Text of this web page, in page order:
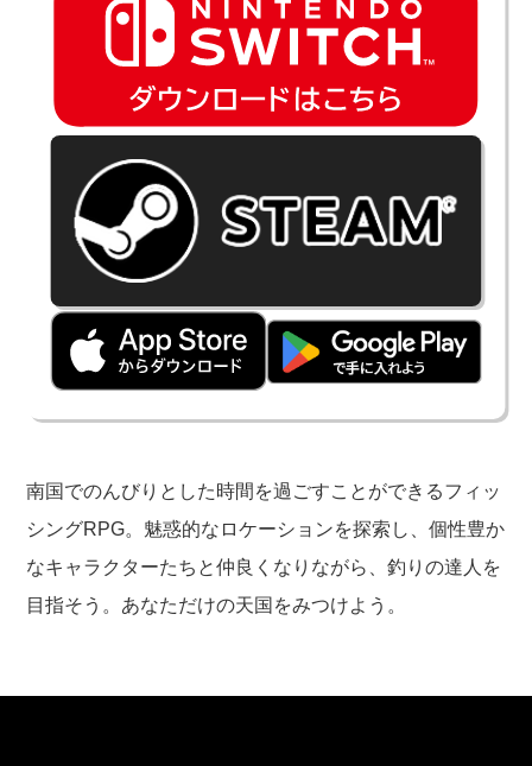
南国でのんびりとした時間を過ごすことができるフィッ
シングRPG。魅惑的なロケーションを探索し、個性豊か
なキャラクターたちと仲良くなりながら、釣りの達人を
目指そう。あなただけの天国をみつけよう。